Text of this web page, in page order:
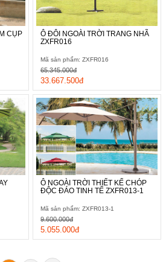
CỤP
Ô ĐÔI NGOÀI TRỜI TRANG NHÃ
ZXFR016
Mã sản phẩm: ZXFR016
33.667.500đ
65.345.000đ
Ô NGOÀI TRỜI THIẾT KẾ CHÓP
ĐỘC ĐÁO TINH TẾ ZXFR013-1
Mã sản phẩm: ZXFR013-1
5.055.000đ
9.600.000đ